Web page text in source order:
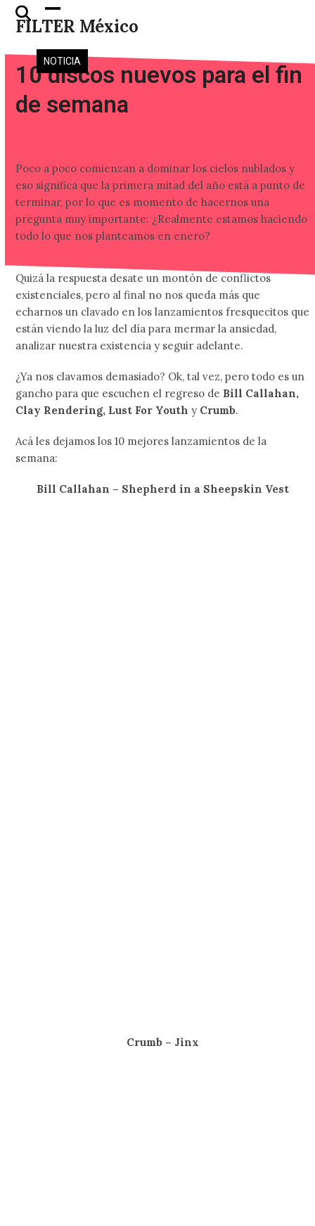
Skip
FILTER México
Open
mobile
menu
Close
mobile
menu
NOTICIA
10 discos nuevos para el fin
de semana
Poco a poco comienzan a dominar los cielos nublados y
eso significa que la primera mitad del año está a punto de
terminar, por lo que es momento de hacernos una
pregunta muy importante: ¿Realmente estamos haciendo
todo lo que nos planteamos en enero?
Quizá la respuesta desate un montón de conflictos
existenciales, pero al final no nos queda más que
echarnos un clavado en los lanzamientos fresquecitos que
están viendo la luz del día para mermar la ansiedad,
analizar nuestra existencia y seguir adelante.
¿Ya nos clavamos demasiado? Ok, tal vez, pero todo es un
gancho para que escuchen el regreso de Bill Callahan,
Clay Rendering, Lust For Youth y Crumb.
Acá les dejamos los 10 mejores lanzamientos de la
semana:
Bill Callahan – Shepherd in a Sheepskin Vest
Crumb – Jinx